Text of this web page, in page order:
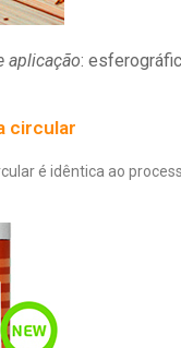
aplicação:
circular
é idêntica ao